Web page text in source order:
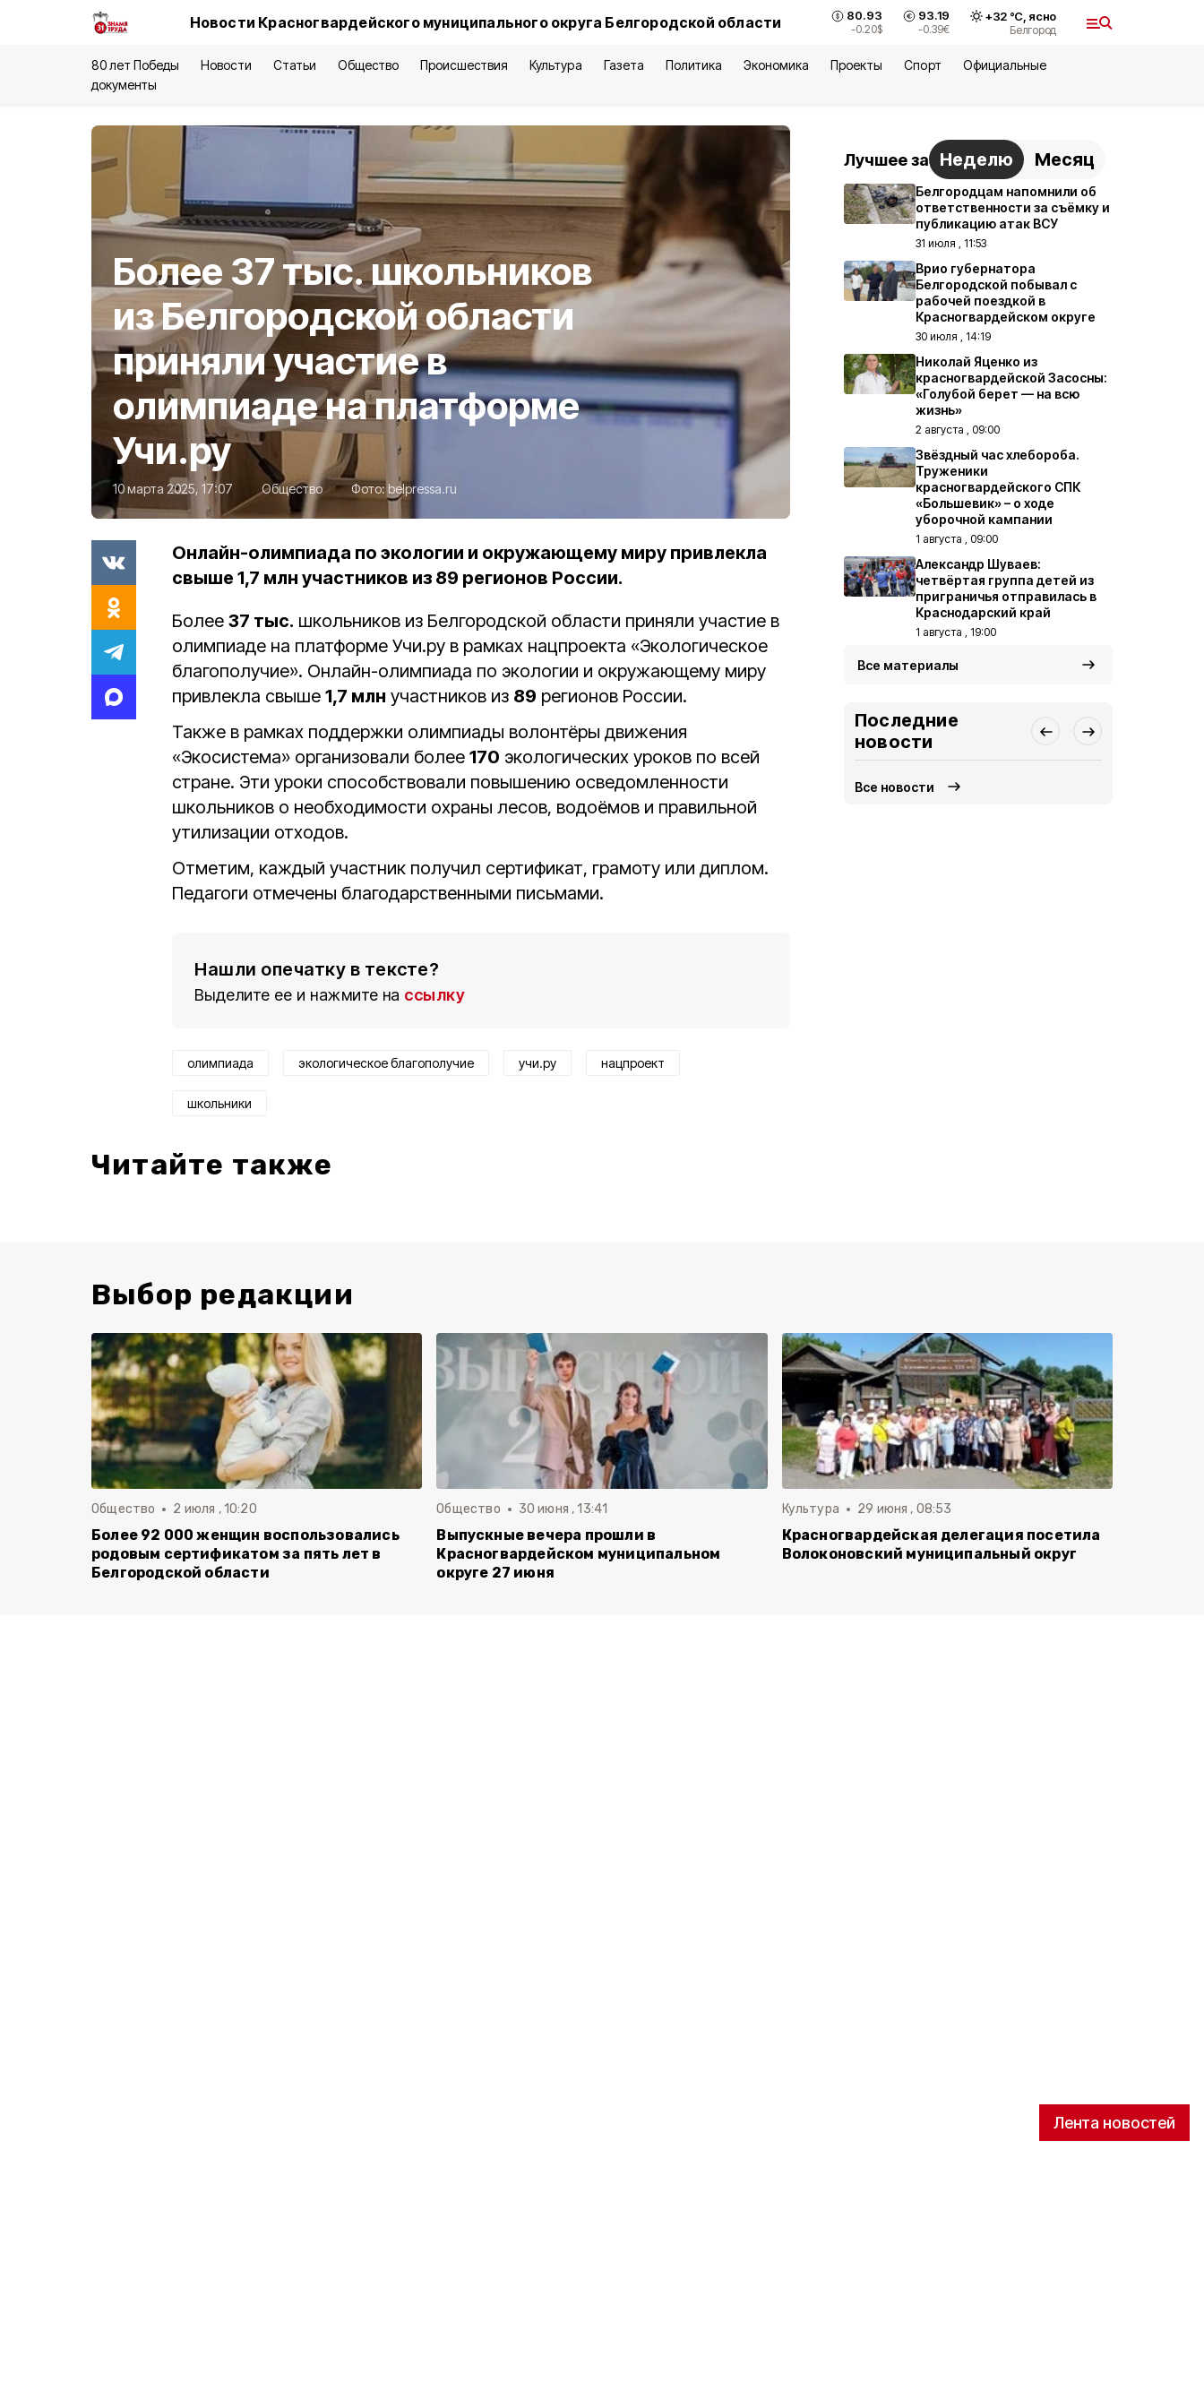
Новости Красногвардейского муниципального округа Белгородской области 80.93
-0.20$
93.19
-0.39€
+32°С, ясно
Белгород
80 лет Победы Новости Статьи Общество Происшествия Культура Газета Политика Экономика Проекты Спорт
Официальные
документы
Лента новостей
Более 37 тыс. школьников
из Белгородской области
приняли участие в
олимпиаде на платформе
Учи.ру
10 марта 2025, 17:07 Общество Фото:belpressa.ru
Онлайн-олимпиада по экологии и окружающему миру привлекла
свыше 1,7 млн участников из 89 регионов России.
Более 37 тыс. школьников из Белгородской области приняли участие в
олимпиаде на платформе Учи.ру в рамках нацпроекта «Экологическое
благополучие». Онлайн-олимпиада по экологии и окружающему миру
привлекла свыше 1,7 млн участников из 89 регионов России.
Также в рамках поддержки олимпиады волонтёры движения
«Экосистема» организовали более 170 экологических уроков по всей
стране. Эти уроки способствовали повышению осведомленности
школьников о необходимости охраны лесов, водоёмов и правильной
утилизации отходов.
Отметим, каждый участник получил сертификат, грамоту или диплом.
Педагоги отмечены благодарственными письмами.
Нашли опечатку в тексте?
Выделите ее и нажмите на ссылку
олимпиада экологическое благополучие учи.ру нацпроект
школьники
Читайте также
Лучшее за Неделю Месяц
Белгородцам напомнили об
ответственности за съёмку и
публикацию атак ВСУ
31 июля , 11:53
Врио губернатора
Белгородской побывал с
рабочей поездкой в
Красногвардейском округе
30 июля , 14:19
Николай Яценко из
красногвардейской Засосны:
«Голубой берет — на всю
жизнь»
2 августа , 09:00
Звёздный час хлебороба.
Труженики
красногвардейского СПК
«Большевик» – о ходе
уборочной кампании
1 августа , 09:00
Александр Шуваев:
четвёртая группа детей из
приграничья отправилась в
Краснодарский край
1 августа , 19:00
Все материалы
Последние
новости
Все новости
Выбор редакции
Общество 2 июля , 10:20
Более 92 000 женщин воспользовались
родовым сертификатом за пять лет в
Белгородской области
Общество 30 июня , 13:41
Выпускные вечера прошли в
Красногвардейском муниципальном
округе 27 июня
Культура 29 июня , 08:53
Красногвардейская делегация посетила
Волоконовский муниципальный округ